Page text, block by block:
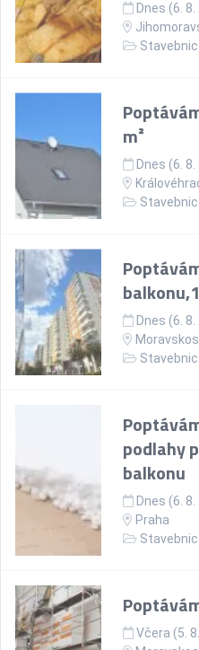
Dnes (6.
m²
Dnes (6.
Dnes (6.
podlahy
balkonu
Dnes (6.
Praha
Včera (5.